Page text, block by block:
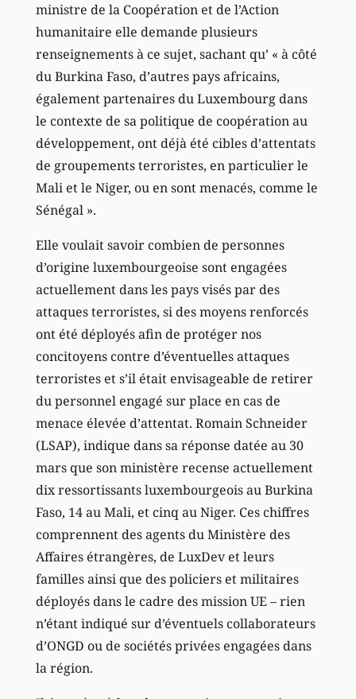
ministre de la Coopération et de l’Action
humanitaire elle demande plusieurs
renseignements à ce sujet, sachant qu’ « à côté
du Burkina Faso, d’autres pays africains,
également partenaires du Luxembourg dans
le contexte de sa politique de coopération au
développement, ont déjà été cibles d’attentats
de groupements terroristes, en particulier le
Mali et le Niger, ou en sont menacés, comme le
Sénégal ».
Elle voulait savoir combien de personnes
d’origine luxembourgeoise sont engagées
actuellement dans les pays visés par des
attaques terroristes, si des moyens renforcés
ont été déployés afin de protéger nos
concitoyens contre d’éventuelles attaques
terroristes et s’il était envisageable de retirer
du personnel engagé sur place en cas de
menace élevée d’attentat. Romain Schneider
(LSAP), indique dans sa réponse datée au 30
mars que son ministère recense actuellement
dix ressortissants luxembourgeois au Burkina
Faso, 14 au Mali, et cinq au Niger. Ces chiffres
comprennent des agents du Ministère des
Affaires étrangères, de LuxDev et leurs
familles ainsi que des policiers et militaires
déployés dans le cadre des mission UE – rien
n’étant indiqué sur d’éventuels collaborateurs
d’ONGD ou de sociétés privées engagées dans
la région.